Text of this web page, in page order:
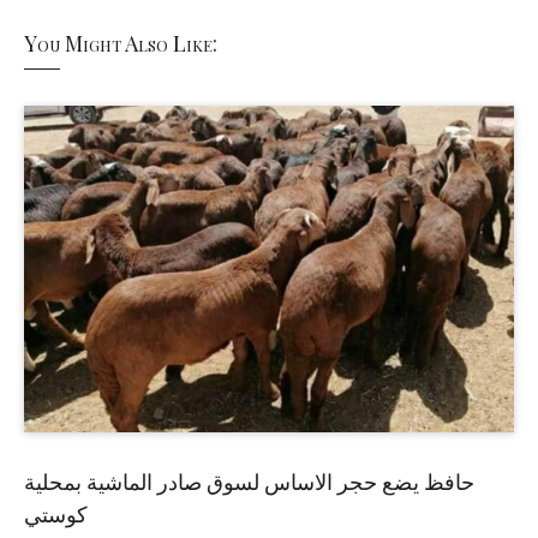
You Might Also Like:
حافظ يضع حجر الاساس لسوق صادر الماشية بمحلية
كوستي